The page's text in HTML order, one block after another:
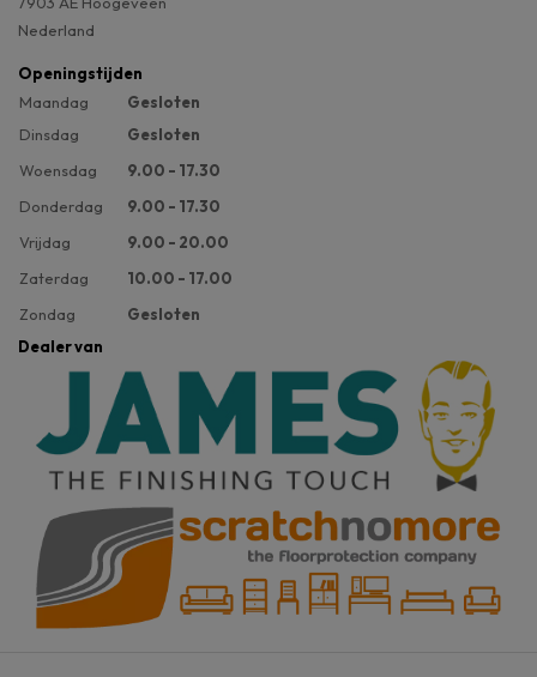
Nederland
Openingstijden
Maandag
Gesloten
Dinsdag
Gesloten
Woensdag
9.00 - 17.30
Donderdag
9.00 - 17.30
Vrijdag
9.00 - 20.00
Zaterdag
10.00 - 17.00
Zondag
Gesloten
Dealer van